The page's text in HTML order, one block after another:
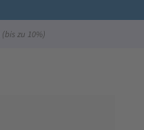
(bis zu 10%)